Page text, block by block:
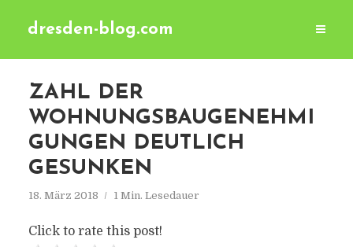
dresden-blog.com
ZAHL DER
WOHNUNGSBAUGENEHMI
GUNGEN DEUTLICH
GESUNKEN
18. März 2018 1 Min. Lesedauer
Click to rate this post!